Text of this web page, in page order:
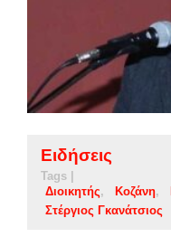
Ειδήσεις
Tags |
Διοικητής
Κοζάνη
Στέργιος Γκανάτσιος